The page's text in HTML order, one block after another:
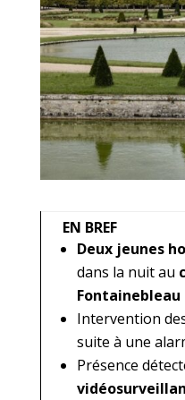
EN BREF
Deux jeunes
dans la nuit au
Fontainebleau
Intervention
suite à une
Présence